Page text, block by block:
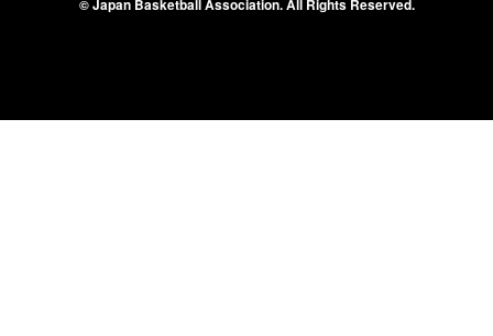
© Japan Basketball Association.All Rights Reserved.